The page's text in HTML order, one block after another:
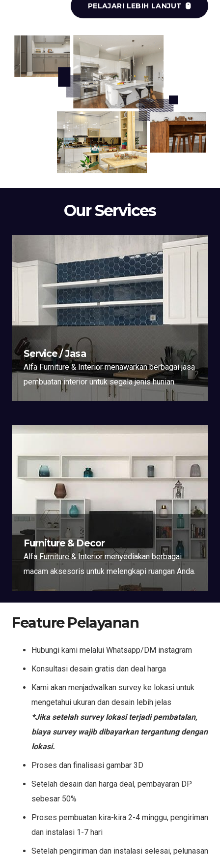
PELAJARI LEBIH LANJUT
Our Services
Service / Jasa
Alfa Furniture & Interior menawarkan berbagai jasa
pembuatan interior untuk segala jenis hunian.
Furniture & Decor
Alfa Furniture & Interior menyediakan berbagai
macam aksesoris untuk melengkapi ruangan Anda.
Feature Pelayanan
Hubungi kami melalui Whatsapp/DM instagram
Konsultasi desain gratis dan deal harga
Kami akan menjadwalkan survey ke lokasi untuk
mengetahui ukuran dan desain lebih jelas
*Jika setelah survey lokasi terjadi pembatalan,
biaya survey wajib dibayarkan tergantung dengan
lokasi.
Proses dan finalisasi gambar 3D
Setelah desain dan harga deal, pembayaran DP
sebesar 50%
Proses pembuatan kira-kira 2-4 minggu, pengiriman
dan instalasi 1-7 hari
Setelah pengiriman dan instalasi selesai, pelunasan